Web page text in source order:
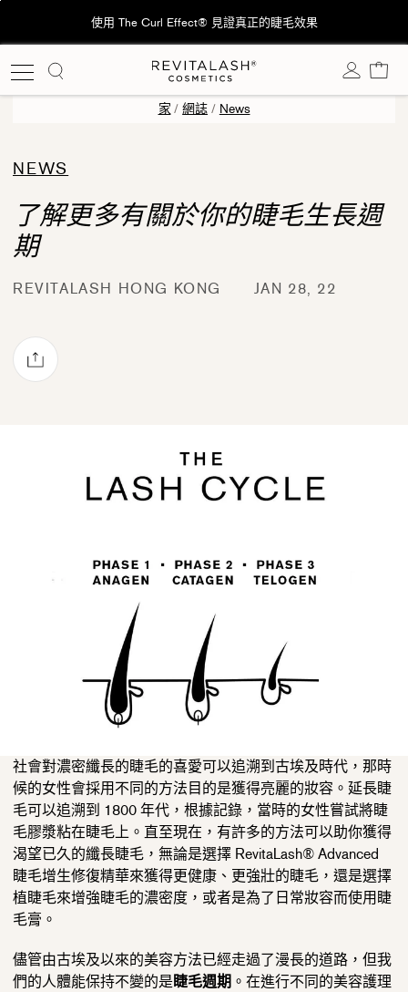
容
使用 The Curl Effect® 見證真正的睫毛效果
購
家 / 網誌 / News
NEWS
了解更多有關於你的睫毛生長週
期
REVITALASH HONG KONG JAN 28, 22
上發佈 Pin 貼文
上發佈 Twitter 貼文
透過電子郵件分享
社會對濃密纖長的睫毛的喜愛可以追溯到古埃及時代，那時
候的女性會採用不同的方法目的是獲得亮麗的妝容。延長睫
毛可以追溯到 1800 年代，根據記錄，當時的女性嘗試將睫
毛膠漿粘在睫毛上。直至現在，有許多的方法可以助你獲得
渴望已久的纖長睫毛，無論是選擇 RevitaLash® Advanced
睫毛增生修復精華來獲得更健康、更強壯的睫毛，還是選擇
植睫毛來增強睫毛的濃密度，或者是為了日常妝容而使用睫
毛膏。
儘管由古埃及以來的美容方法已經走過了漫長的道路，但我
們的人體能保持不變的是 睫毛週期 。在進行不同的美容護理